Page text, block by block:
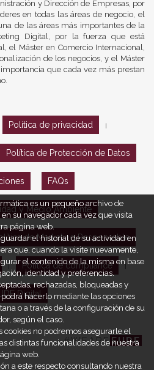
y Dirección de Empresas, por
en todas las áreas de negocio, el
de las áreas más importantes de la
Digital, por la fuerza que está
el Máster en Comercio Internacional,
de los negocios, y el Máster
que cada vez más prestan
Política de privacidad
Política de Protección de Datos
FAQs
y Medio Ambiente
de Marketing Responsable
Política de compliance
Digital
#WEAREEUDE
es un pequeño archivo de
su navegador cada vez que visita
página web.
el historial de su actividad en
que, cuando la visite nuevamente,
el contenido de la misma en base
identidad y preferencias.
rechazadas, bloqueadas y
hacerlo mediante las opciones
o a través de la configuración de su
según el caso.
cookies no podremos asegurarle el
distintas funcionalidades de nuestra
web.
a este respecto consultando nuestra